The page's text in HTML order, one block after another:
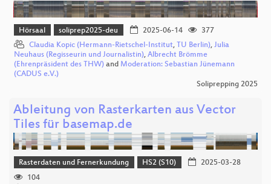
Hörsaal soliprep2025-deu 2025-06-14
377
Claudia Kopic (Hermann-Rietschel-Institut, TU Berlin), Julia
Neuhaus (Regisseurin und Journalistin), Albrecht Brömme
(Ehrenpräsident des THW) and Moderation: Sebastian Jünemann
(CADUS e.V.)
Soliprepping 2025
Ableitung von Rasterkarten aus Vector
Tiles für basemap.de
Rasterdaten und Fernerkundung HS2 (S10)
2025-03-28
104